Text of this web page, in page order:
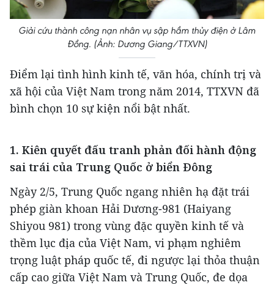
Giải cứu thành công nạn nhân vụ sập hầm thủy điện ở Lâm
Đồng. (Ảnh: Dương Giang/TTXVN)
Điểm lại tình hình kinh tế, văn hóa, chính trị và
xã hội của Việt Nam trong năm 2014, TTXVN đã
bình chọn 10 sự kiện nổi bật nhất.
1. Kiên quyết đấu tranh phản đối hành động
sai trái của Trung Quốc ở biển Đông
Ngày 2/5, Trung Quốc ngang nhiên hạ đặt trái
phép giàn khoan Hải Dương-981 (Haiyang
Shiyou 981) trong vùng đặc quyền kinh tế và
thềm lục địa của Việt Nam, vi phạm nghiêm
trọng luật pháp quốc tế, đi ngược lại thỏa thuận
cấp cao giữa Việt Nam và Trung Quốc, đe dọa